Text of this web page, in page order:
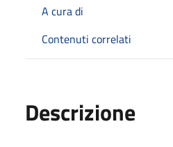
A cura di
Contenuti correlati
Descrizione